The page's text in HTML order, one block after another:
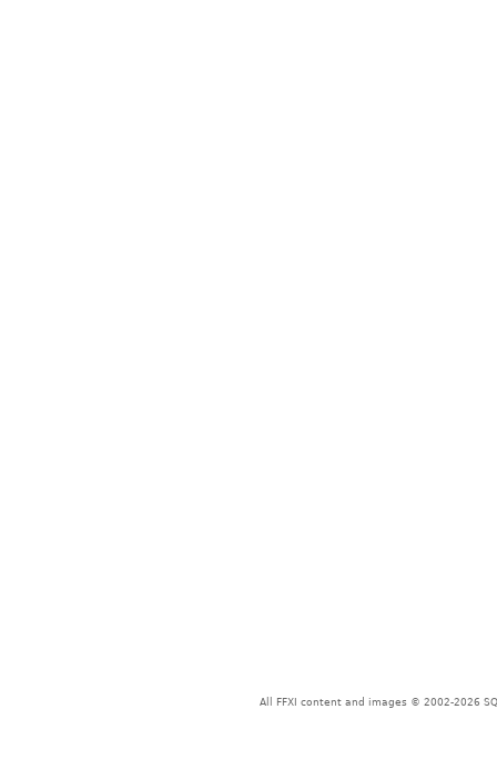
All FFXI content and images © 2002-2026